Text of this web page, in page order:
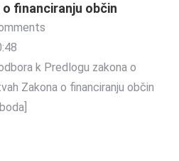
financiranju občin
k Predlogu zakona o
Zakona o financiranju občin